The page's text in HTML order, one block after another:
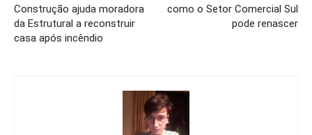
Construção ajuda moradora
da Estrutural a reconstruir
casa após incêndio
como o Setor Comercial Sul
pode renascer